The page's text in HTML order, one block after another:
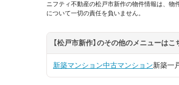
ニフティ不動産の松戸市新作の物件情報は、
について一切の責任を負いません。
【松戸市新作】のその他のメニューはこ
新築マンション中古マンション新築一